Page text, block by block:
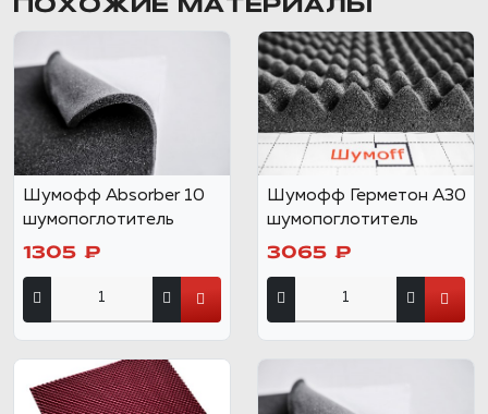
ПОХОЖИЕ МАТЕРИАЛЫ
Шумофф Absorber 10
шумопоглотитель
1305 ₽
Шумофф Герметон А30
шумопоглотитель
3065 ₽